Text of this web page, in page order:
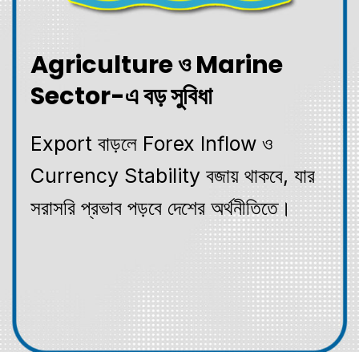
Agriculture ও Marine
Sector-এ বড় সুবিধা
Export বাড়লে Forex Inflow ও
Currency Stability বজায় থাকবে, যার
সরাসরি প্রভাব পড়বে দেশের অর্থনীতিতে।